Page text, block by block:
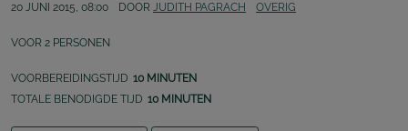
20 JUNI 2015, 08:00 DOOR JUDITH PAGRACH OVERIG
VOOR 2 PERSONEN
VOORBEREIDINGSTIJD 10 MINUTEN
TOTALE BENODIGDE TIJD 10 MINUTEN